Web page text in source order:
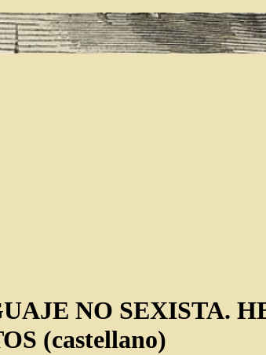
NO SEXISTA.
(castellano)